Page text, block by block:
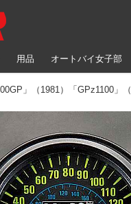
用品 オートバイ女子部